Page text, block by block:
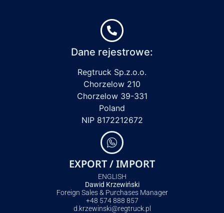
Dane rejestrowe:
Regtruck Sp.z.o.o.
Chorzelow 210
Chorzelow 39-331
Poland
NIP 8172212672
EXPORT / IMPORT
ENGLISH
Dawid Krzewiński
Foreign Sales & Purchases Manager
+48 574 888 857
d.krzewinski@regtruck.pl